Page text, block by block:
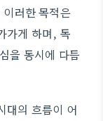
러한 목적은
가게 하며, 독
을 동시에 다듬
대의 흐름이 어